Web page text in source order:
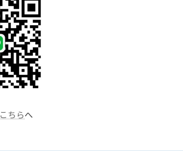
こちらへ